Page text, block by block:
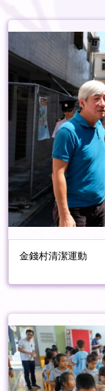
金錢村清潔運動